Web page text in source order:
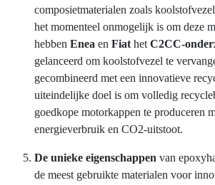
composietmaterialen zoals
het momenteel onmogelijk is om deze
hebben Enea en Fiat het C2CC-
gelanceerd om koolstofvezel te
gecombineerd met een innovatieve
uiteindelijke doel is om volledig
goedkope motorkappen te produceren
energieverbruik en CO2-uitstoot.
De unieke eigenschappen van
de meest gebruikte materialen voor